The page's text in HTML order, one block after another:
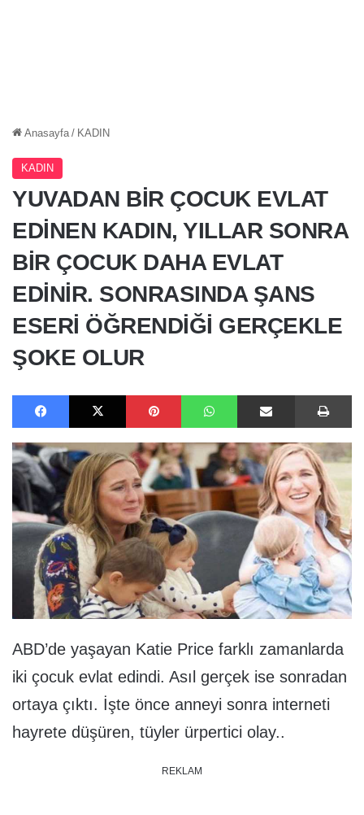
Anasayfa / KADIN
KADIN
YUVADAN BİR ÇOCUK EVLAT
EDİNEN KADIN, YILLAR SONRA
BİR ÇOCUK DAHA EVLAT
EDİNİR. SONRASINDA ŞANS
ESERİ ÖĞRENDİĞİ GERÇEKLE
ŞOKE OLUR
Facebook X Pinterest WhatsApp E-Posta ile paylaş
ABD’de yaşayan Katie Price farklı zamanlarda
iki çocuk evlat edindi. Asıl gerçek ise sonradan
ortaya çıktı. İşte önce anneyi sonra interneti
hayrete düşüren, tüyler ürpertici olay..
REKLAM